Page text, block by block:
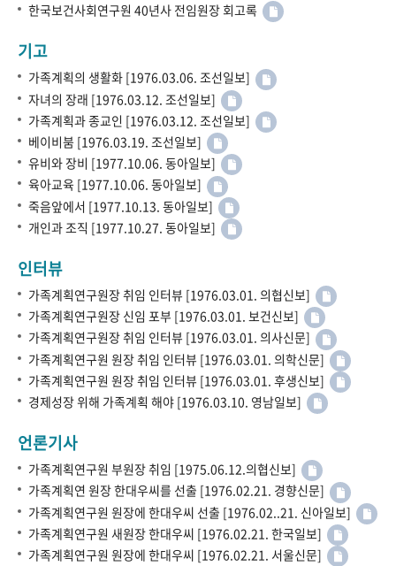
한국보건사회연구원 40년사 전임원장 회고록
기고
가족계획의 생활화 [1976.03.06. 조선일보]
자녀의 장래 [1976.03.12. 조선일보]
가족계획과 종교인 [1976.03.12. 조선일보]
베이비붐 [1976.03.19. 조선일보]
유비와 장비 [1977.10.06. 동아일보]
육아교육 [1977.10.06. 동아일보]
죽음앞에서 [1977.10.13. 동아일보]
개인과 조직 [1977.10.27. 동아일보]
인터뷰
가족계획연구원장 취임 인터뷰 [1976.03.01. 의협신보]
가족계획연구원장 신임 포부 [1976.03.01. 보건신보]
가족계획연구원장 취임 인터뷰 [1976.03.01. 의사신문]
가족계획연구원 원장 취임 인터뷰 [1976.03.01. 의학신문]
가족계획연구원 원장 취임 인터뷰 [1976.03.01. 후생신보]
경제성장 위해 가족계획 해야 [1976.03.10. 영남일보]
언론기사
가족계획연구원 부원장 취임 [1975.06.12.의협신보]
가족계획연 원장 한대우씨를 선출 [1976.02.21. 경향신문]
가족계획연구원 원장에 한대우씨 선출 [1976.02..21. 신아일보]
가족계획연구원 새원장 한대우씨 [1976.02.21. 한국일보]
가족계획연구원 원장에 한대우씨 [1976.02.21. 서울신문]